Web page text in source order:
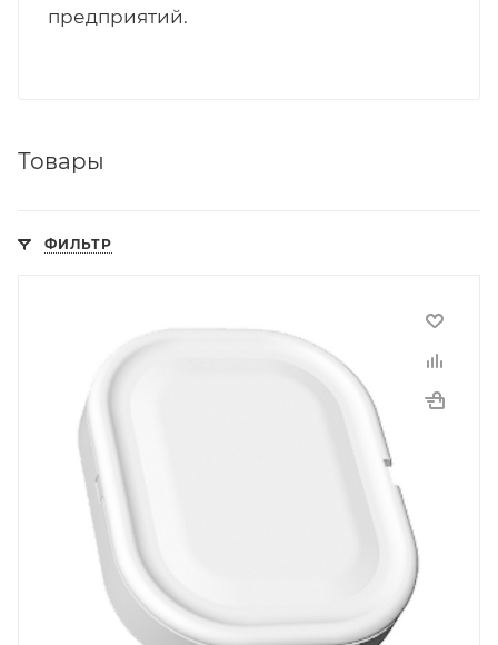
предприятий.
Товары
ФИЛЬТР